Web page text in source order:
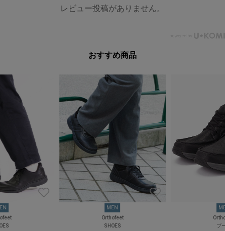
レビュー投稿がありません。
おすすめ商品
MEN
Orthofeet
SHOES
ブ